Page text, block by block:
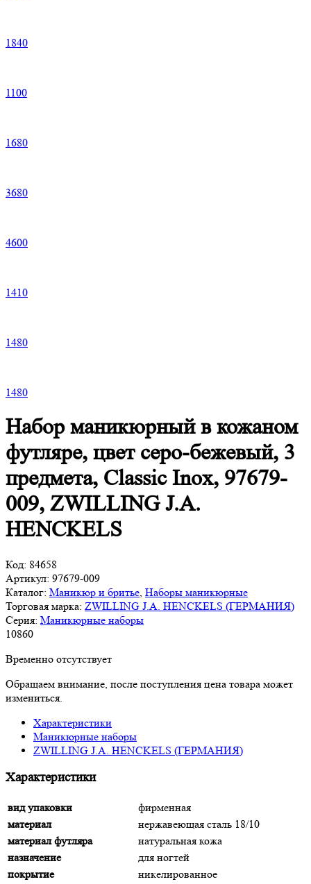
1840
1100
1680
3680
4600
1410
1480
1480
Набор маникюрный в кожаном
футляре, цвет cеро-бежевый, 3
предмета, Classic Inox, 97679-
009, ZWILLING J.A.
HENCKELS
Код: 84658
Артикул: 97679-009
Каталог: Маникюр и бритье Наборы маникюрные
Торговая марка: ZWILLING J.A. HENCKELS (ГЕРМАНИЯ)
Серия: Маникюрные наборы
10860
Временно отсутствует
Обращаем внимание, после поступления цена товара может
измениться.
Характеристики
Маникюрные наборы
ZWILLING J.A. HENCKELS (ГЕРМАНИЯ)
Характеристики
вид упаковки
фирменная
материал
нержавеющая сталь 18/10
материал футляра
натуральная кожа
назначение
для ногтей
покрытие
никелированное